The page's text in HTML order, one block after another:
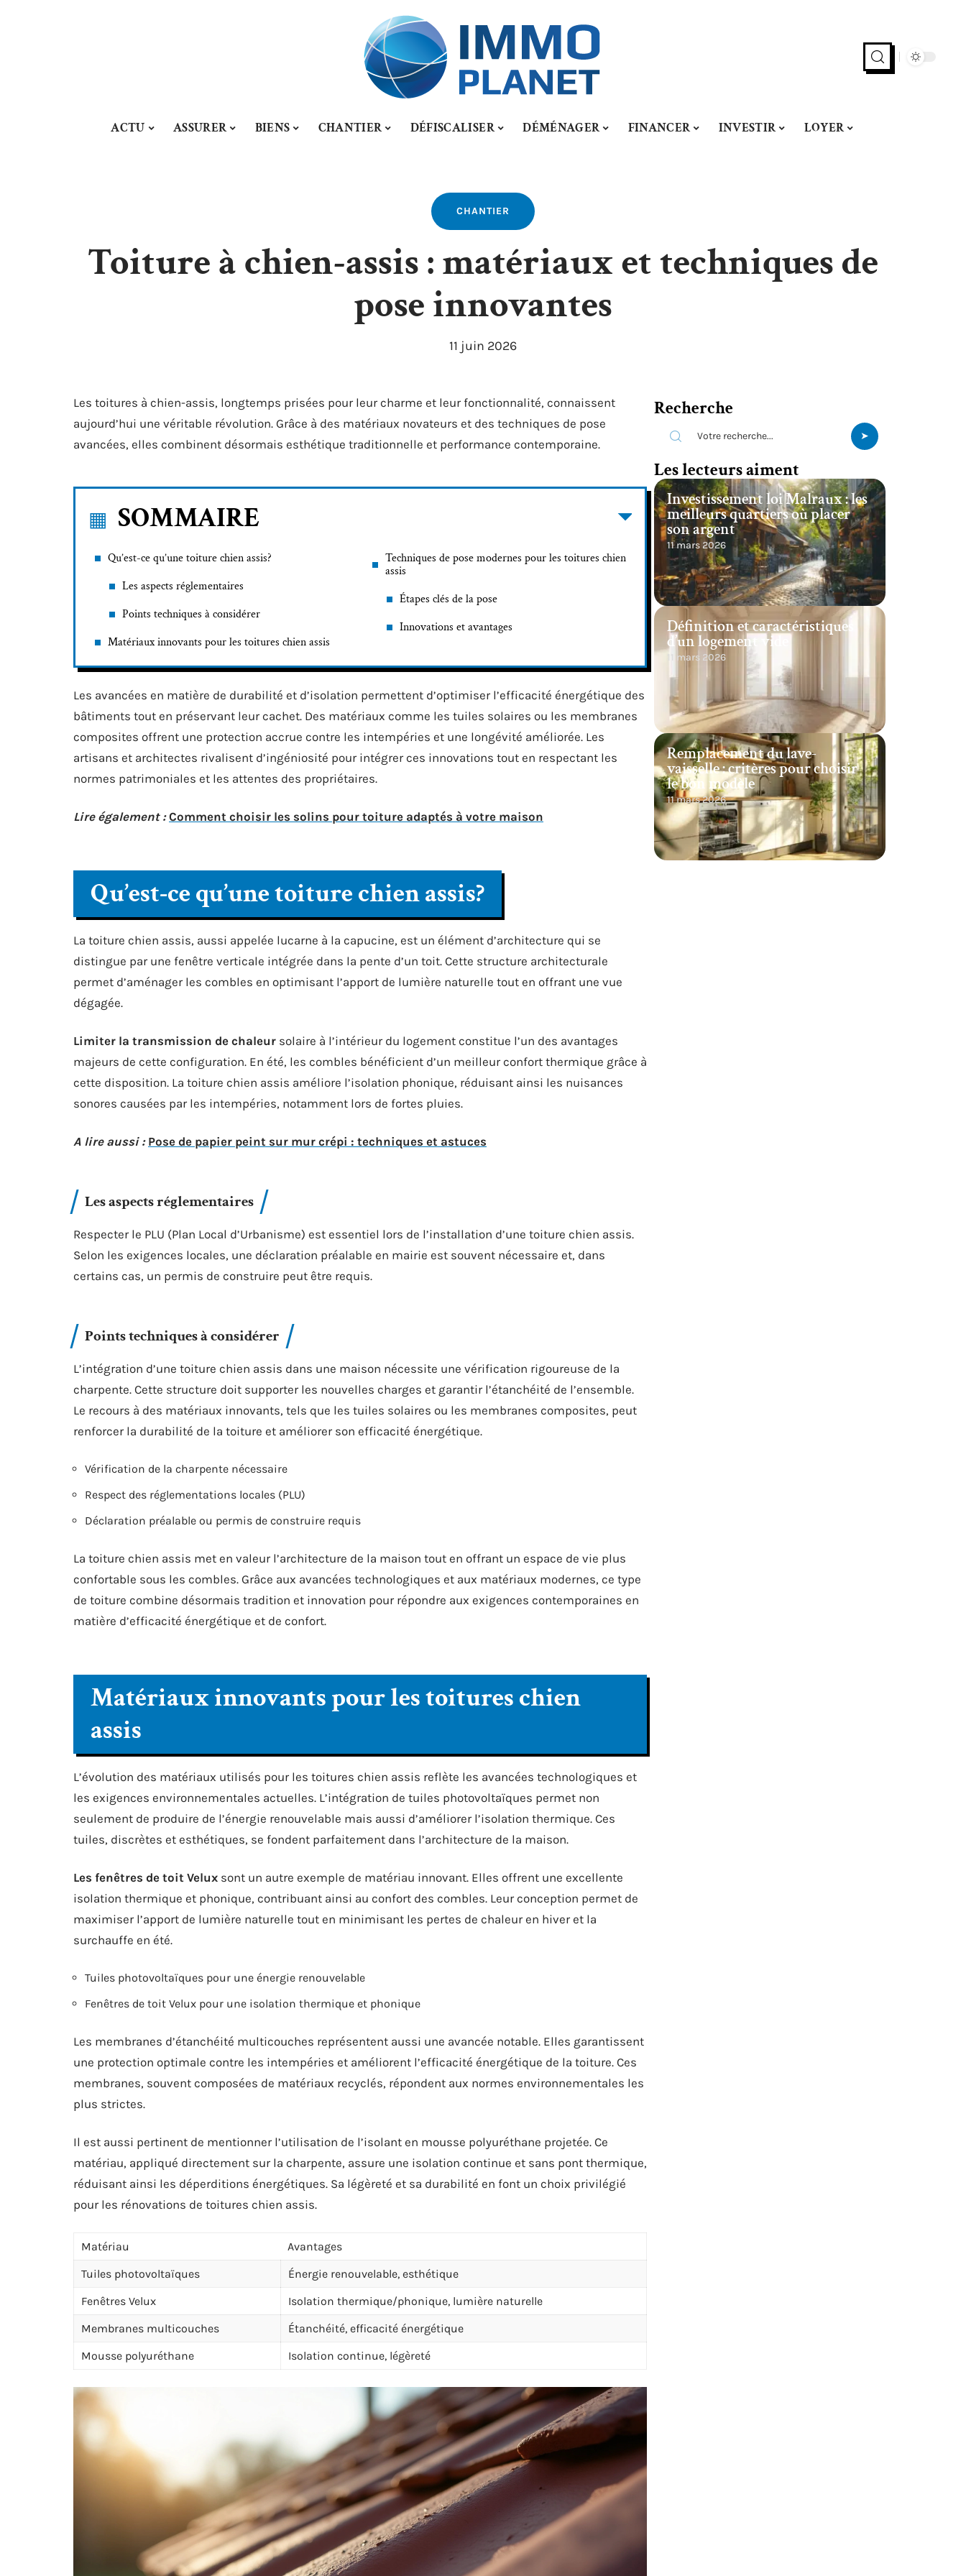
ACTU ASSURER BIENS CHANTIER DÉFISCALISER DÉMÉNAGER FINANCER INVESTIR LOYER
CHANTIER
Toiture à chien-assis : matériaux et techniques de
pose innovantes
11 juin 2026
Les toitures à chien-assis, longtemps prisées pour leur charme et leur fonctionnalité, connaissent
aujourd’hui une véritable révolution. Grâce à des matériaux novateurs et des techniques de pose
avancées, elles combinent désormais esthétique traditionnelle et performance contemporaine.
SOMMAIRE
Qu’est-ce qu’une toiture chien assis?
Les aspects réglementaires
Points techniques à considérer
Matériaux innovants pour les toitures chien assis
Techniques de pose modernes pour les toitures chien
assis
Étapes clés de la pose
Innovations et avantages
Les avancées en matière de durabilité et d’isolation permettent d’optimiser l’efficacité énergétique des
bâtiments tout en préservant leur cachet. Des matériaux comme les tuiles solaires ou les membranes
composites offrent une protection accrue contre les intempéries et une longévité améliorée. Les
artisans et architectes rivalisent d’ingéniosité pour intégrer ces innovations tout en respectant les
normes patrimoniales et les attentes des propriétaires.
Lire également : Comment choisir les solins pour toiture adaptés à votre maison
Qu’est-ce qu’une toiture chien assis?
La toiture chien assis, aussi appelée lucarne à la capucine, est un élément d’architecture qui se
distingue par une fenêtre verticale intégrée dans la pente d’un toit. Cette structure architecturale
permet d’aménager les combles en optimisant l’apport de lumière naturelle tout en offrant une vue
dégagée.
Limiter la transmission de chaleur solaire à l’intérieur du logement constitue l’un des avantages
majeurs de cette configuration. En été, les combles bénéficient d’un meilleur confort thermique grâce à
cette disposition. La toiture chien assis améliore l’isolation phonique, réduisant ainsi les nuisances
sonores causées par les intempéries, notamment lors de fortes pluies.
A lire aussi : Pose de papier peint sur mur crépi : techniques et astuces
Les aspects réglementaires
Respecter le PLU (Plan Local d’Urbanisme) est essentiel lors de l’installation d’une toiture chien assis.
Selon les exigences locales, une déclaration préalable en mairie est souvent nécessaire et, dans
certains cas, un permis de construire peut être requis.
Points techniques à considérer
L’intégration d’une toiture chien assis dans une maison nécessite une vérification rigoureuse de la
charpente. Cette structure doit supporter les nouvelles charges et garantir l’étanchéité de l’ensemble.
Le recours à des matériaux innovants, tels que les tuiles solaires ou les membranes composites, peut
renforcer la durabilité de la toiture et améliorer son efficacité énergétique.
Vérification de la charpente nécessaire
Respect des réglementations locales (PLU)
Déclaration préalable ou permis de construire requis
La toiture chien assis met en valeur l’architecture de la maison tout en offrant un espace de vie plus
confortable sous les combles. Grâce aux avancées technologiques et aux matériaux modernes, ce type
de toiture combine désormais tradition et innovation pour répondre aux exigences contemporaines en
matière d’efficacité énergétique et de confort.
Matériaux innovants pour les toitures chien
assis
L’évolution des matériaux utilisés pour les toitures chien assis reflète les avancées technologiques et
les exigences environnementales actuelles. L’intégration de tuiles photovoltaïques permet non
seulement de produire de l’énergie renouvelable mais aussi d’améliorer l’isolation thermique. Ces
tuiles, discrètes et esthétiques, se fondent parfaitement dans l’architecture de la maison.
Les fenêtres de toit Velux sont un autre exemple de matériau innovant. Elles offrent une excellente
isolation thermique et phonique, contribuant ainsi au confort des combles. Leur conception permet de
maximiser l’apport de lumière naturelle tout en minimisant les pertes de chaleur en hiver et la
surchauffe en été.
Tuiles photovoltaïques pour une énergie renouvelable
Fenêtres de toit Velux pour une isolation thermique et phonique
Les membranes d’étanchéité multicouches représentent aussi une avancée notable. Elles garantissent
une protection optimale contre les intempéries et améliorent l’efficacité énergétique de la toiture. Ces
membranes, souvent composées de matériaux recyclés, répondent aux normes environnementales les
plus strictes.
Il est aussi pertinent de mentionner l’utilisation de l’isolant en mousse polyuréthane projetée. Ce
matériau, appliqué directement sur la charpente, assure une isolation continue et sans pont thermique,
réduisant ainsi les déperditions énergétiques. Sa légèreté et sa durabilité en font un choix privilégié
pour les rénovations de toitures chien assis.
Matériau
Avantages
Tuiles photovoltaïques
Énergie renouvelable, esthétique
Fenêtres Velux
Isolation thermique/phonique, lumière naturelle
Membranes multicouches
Étanchéité, efficacité énergétique
Mousse polyuréthane
Isolation continue, légèreté
Recherche
Les lecteurs aiment
Investissement loi Malraux : les
meilleurs quartiers où placer
son argent
11 mars 2026
Définition et caractéristiques
d’un logement vide
11 mars 2026
Remplacement du lave-
vaisselle : critères pour choisir
le bon modèle
11 mars 2026